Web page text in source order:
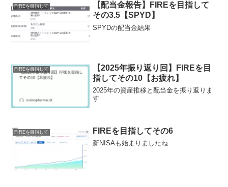
FIREを目指して
【配当金報告】FIREを目指して
その3.5【SPYD】
SPYDの配当金結果
FIREを目指して
【2025年振り返り回】FIREを目
指してその10【お疲れ】
2025年の資産推移と配当金を振り返りま
す
FIREを目指して FIREを目指してその6
新NISAも始まりましたね